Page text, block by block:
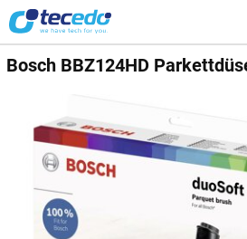
Bosch BBZ124HD